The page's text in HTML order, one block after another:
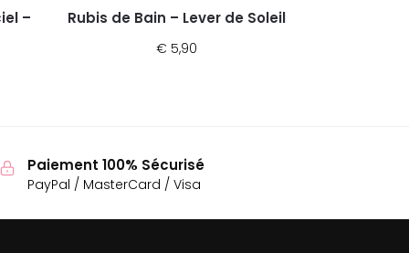
– Rubis de Bain – Lever de Soleil
€ 5,90
Paiement 100% Sécurisé
PayPal / MasterCard / Visa